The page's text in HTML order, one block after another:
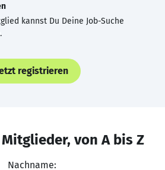
kannst Du Deine Job-Suche
registrieren
Mitglieder, von A bis Z
Nachname: